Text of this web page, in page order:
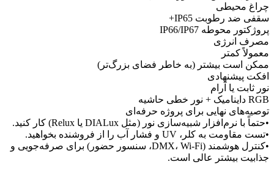
چراغ محیطی
سقفی ضد رطوبت IP65+
پروژکتور محوطه IP66/IP67
مصرف انرژی
معمولاً کمتر
ممکن است بیشتر (به خاطر فضای بزرگ‌تر)
افکت پیشنهادی
نور ثابت یا آرام
RGB داینامیک + نور خطی حاشیه
توصیه‌های نهایی برای پروژه حرفه‌ای
•حتماً با نرم‌افزار شبیه‌سازی نور (مثل DIALux یا Relux) کار کنید.
•تست مقاومت به کلر، UV و فشار آب را از فروشنده بخواهید.
•کنترل هوشمند (DMX، Wi-Fi، سنسور حضور) برای صرفه‌جویی و
جذابیت بیشتر عالی است.